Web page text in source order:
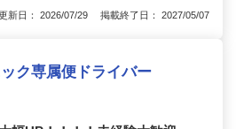
新日： 2026/07/29 掲載終了日： 2027/05/07
ク専属便ドライバー